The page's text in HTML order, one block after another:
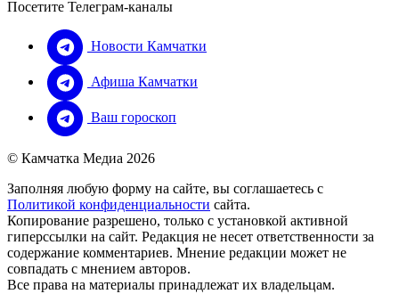
Посетите Телеграм-каналы
Новости Камчатки
Афиша Камчатки
Ваш гороскоп
© Камчатка Медиа 2026
Заполняя любую форму на сайте, вы соглашаетесь с
Политикой конфиденциальности сайта.
Копирование разрешено, только с установкой активной
гиперссылки на сайт. Редакция не несет ответственности за
содержание комментариев. Мнение редакции может не
совпадать с мнением авторов.
Все права на материалы принадлежат их владельцам.